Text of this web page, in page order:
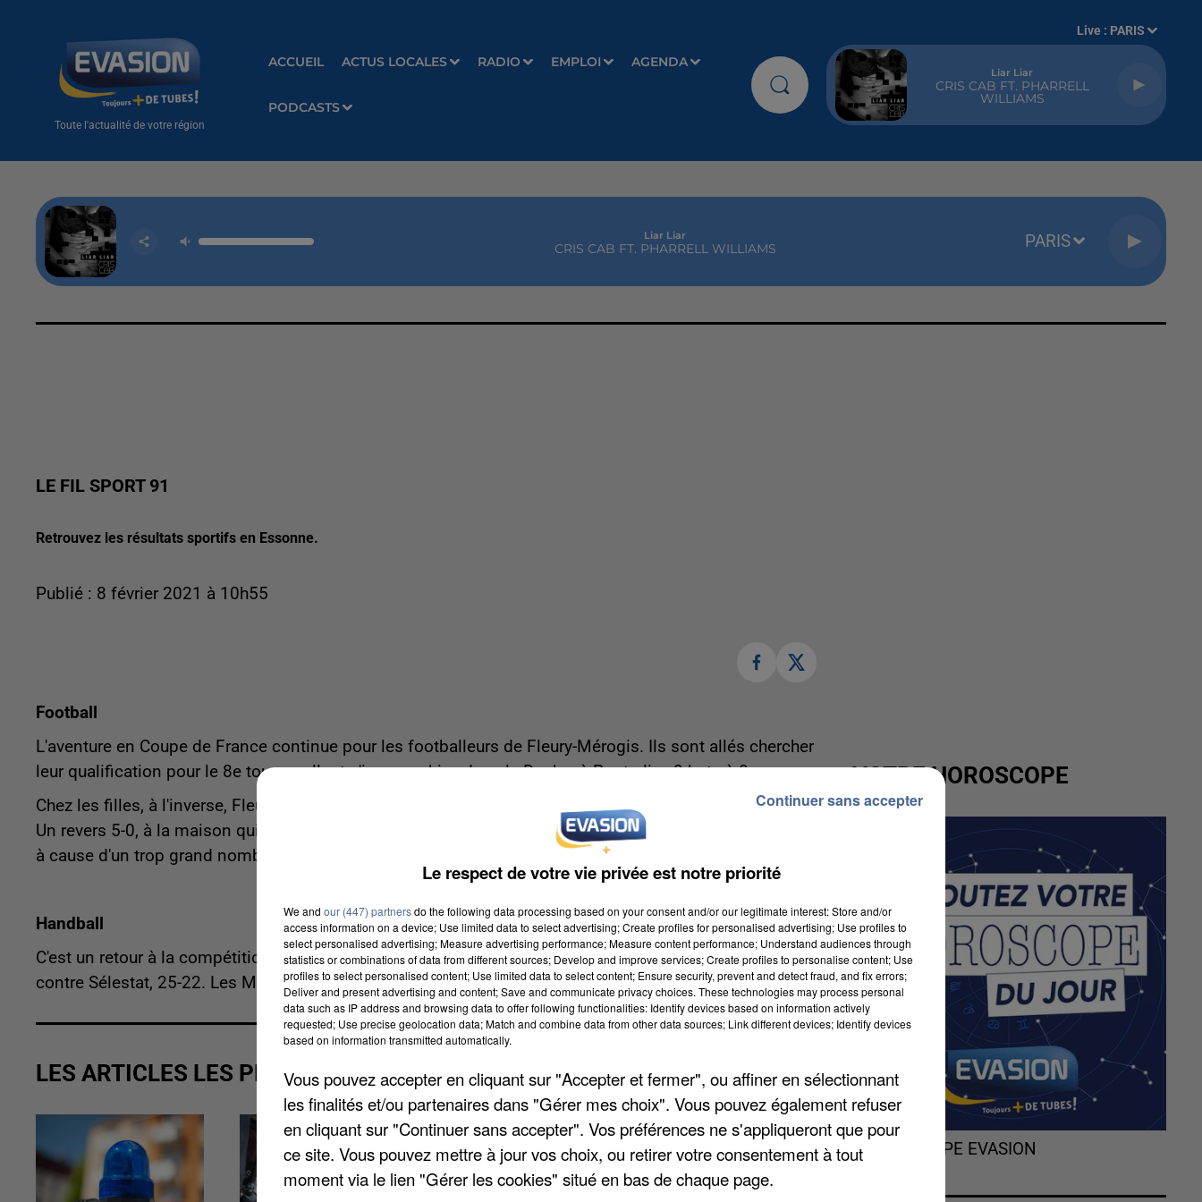
Toute l'actualité de votre région
ACCUEIL ACTUS LOCALES RADIO EMPLOI AGENDA
PODCASTS
Live : PARIS
Liar Liar
CRIS CAB FT. PHARRELL
WILLIAMS
Liar Liar
CRIS CAB FT. PHARRELL WILLIAMS PARIS
LE FIL SPORT 91
Retrouvez les résultats sportifs en Essonne.
Publié : 8 février 2021 à 10h55
Football
L'aventure en Coupe de France continue pour les footballeurs de Fleury-Mérogis. Ils sont allés chercher
leur qualification pour le 8e tour en allant s'imposer hier, dans le Doubs, à Pontarlier, 3 buts à 0.
Chez les filles, à l'inverse, Fleury n'a rien pu faire en championnat contre le rouleur compresseur PSG.
Un revers 5-0, à la maison qui fait reculer les Val-d'Orgiennes à la 6e place de la D1. Juvisy n'a pas joué
à cause d'un trop grand nombre de cas positifs au Covid-19 au sein de son effectif.
Handball
C'est un retour à la compétition victorieux pour les joueurs de Massy. Le MEHB l'a emporté à domicile
contre Sélestat, 25-22. Les Massicois sont 5èmes de Proligue.
LES ARTICLES LES PLUS VUS
VOTRE HOROSCOPE
L'HOROSCOPE EVASION
Le respect de votre vie privée est notre priorité
We and our (447) partnersdo the following data processing based on your consent and/or our legitimate interest: Store and/or
access information on a device; Use limited data to select advertising; Create profiles for personalised advertising; Use profiles to
select personalised advertising; Measure advertising performance; Measure content performance; Understand audiences through
statistics or combinations of data from different sources; Develop and improve services; Create profiles to personalise content; Use
profiles to select personalised content; Use limited data to select content; Ensure security, prevent and detect fraud, and fix errors;
Deliver and present advertising and content; Save and communicate privacy choices. These technologies may process personal
data such as IP address and browsing data to offer following functionalities: Identify devices based on information actively
requested; Use precise geolocation data; Match and combine data from other data sources; Link different devices; Identify devices
based on information transmitted automatically.
Vous pouvez accepter en cliquant sur "Accepter et fermer", ou affiner en sélectionnant
les finalités et/ou partenaires dans "Gérer mes choix". Vous pouvez également refuser
en cliquant sur "Continuer sans accepter". Vos préférences ne s'appliqueront que pour
ce site. Vous pouvez mettre à jour vos choix, ou retirer votre consentement à tout
moment via le lien "Gérer les cookies" situé en bas de chaque page.
Continuer sans accepter